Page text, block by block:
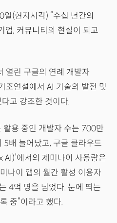
(현지시각) “수십 년간의
업, 커뮤니티의 현실이 되고
열린 구글의 연례 개발자
조연설에서 AI 기술의 발전 및
고 강조한 것이다.
활용 중인 개발자 수는 700만
5배 늘어났고, 구글 클라우드
AI)’에서의 제미나이 사용량은
나이 앱의 월간 활성 이용자
4억 명을 넘었다. 눈에 띄는
중”이라고 했다.